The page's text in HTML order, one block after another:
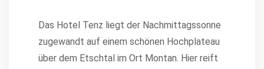
Das Hotel Tenz liegt der Nachmittagssonne
zugewandt auf einem schönen Hochplateau
über dem Etschtal im Ort Montan. Hier reift